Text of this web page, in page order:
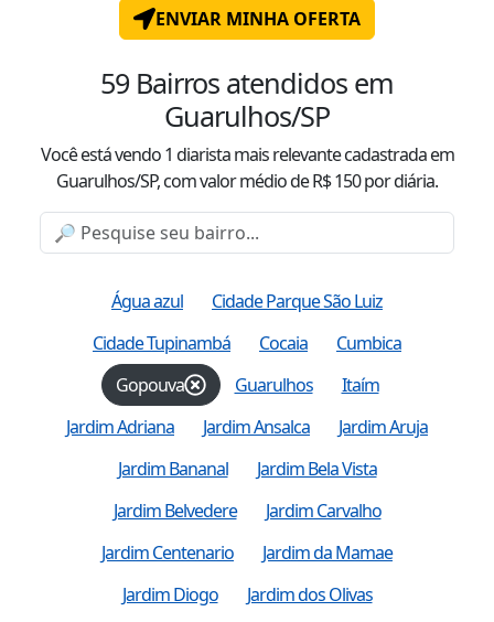
ENVIAR MINHA OFERTA
59 Bairros atendidos em
Guarulhos/SP
Você está vendo1 diarista mais relevante cadastrada em
Guarulhos/SP, com valormédiode R$150por diária.
Água azul
Cidade Parque São Luiz
Cidade Tupinambá
Cocaia
Cumbica
Gopouva
Guarulhos
Itaím
Jardim Adriana
Jardim Ansalca
Jardim Aruja
Jardim Bananal
Jardim Bela Vista
Jardim Belvedere
Jardim Carvalho
Jardim Centenario
Jardim da Mamae
Jardim Diogo
Jardim dos Olivas